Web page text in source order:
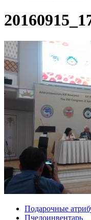
Подарочные
Пчелоинвентарь